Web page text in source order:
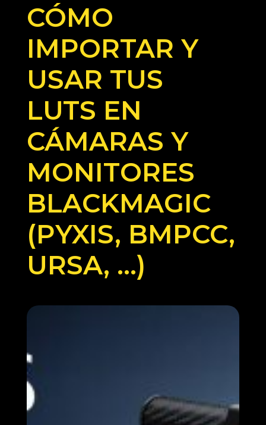
CÓMO
IMPORTAR Y
USAR TUS
LUTS EN
CÁMARAS Y
MONITORES
BLACKMAGIC
(PYXIS, BMPCC,
URSA, …)